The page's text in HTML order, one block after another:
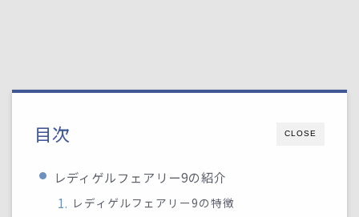
CLOSE
目次
レディゲルフェアリー9の紹介
レディゲルフェアリー9の特徴